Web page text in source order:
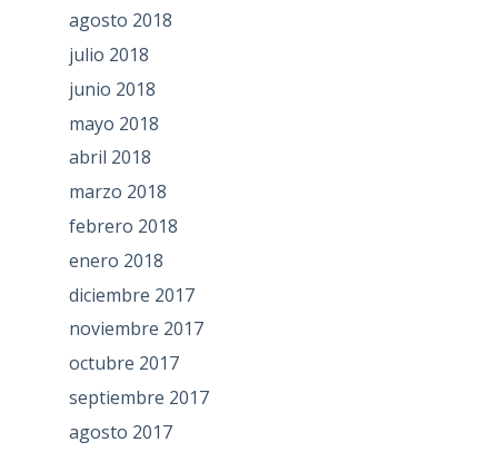
agosto 2018
julio 2018
junio 2018
mayo 2018
abril 2018
marzo 2018
febrero 2018
enero 2018
diciembre 2017
noviembre 2017
octubre 2017
septiembre 2017
agosto 2017